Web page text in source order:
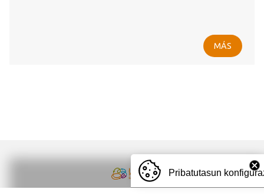
MÁS
Pribatutasun